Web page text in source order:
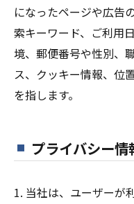
になったページや広告
索キーワード、ご利用
境、郵便番号や性別、
ス、クッキー情報、位
を指します。
プライバシー
1. 当社は、ユーザーが